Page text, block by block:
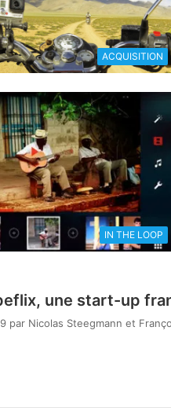
ACQUISITION
IN THE LOOP
une start-up
par Nicolas Steegmann et